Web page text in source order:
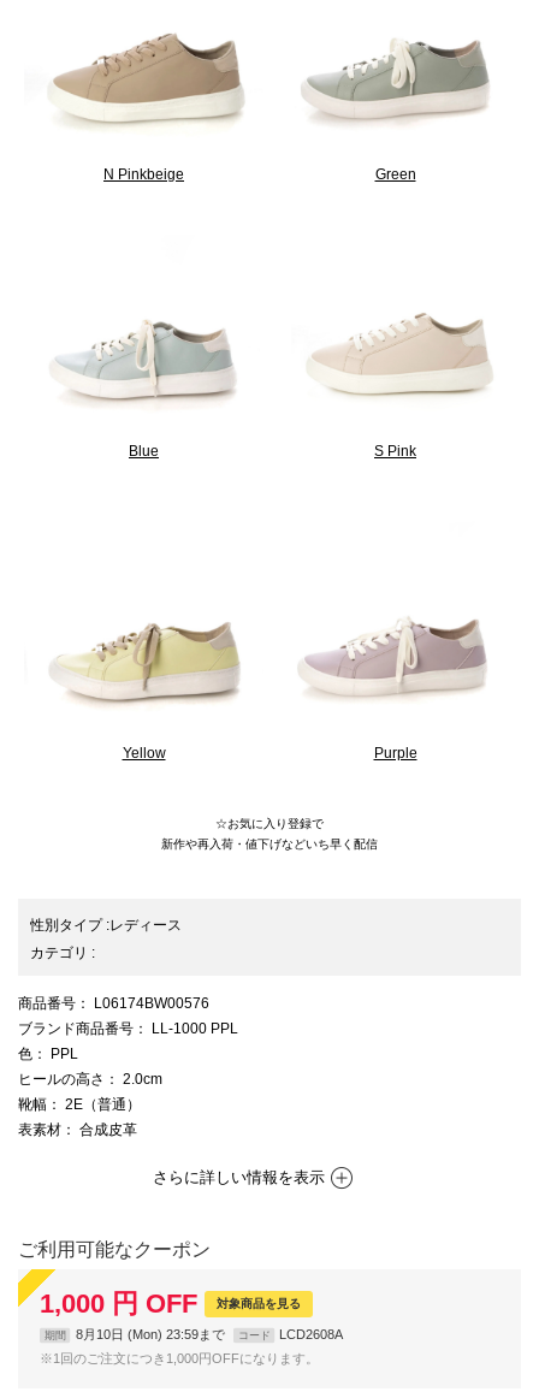
N Pinkbeige Green
Blue S Pink
Yellow Purple
☆お気に入り登録で
新作や再入荷・値下げなどいち早く配信
性別タイプ:レディース
カテゴリ :
商品番号 ： L06174BW00576
ブランド商品番号 ： LL-1000 PPL
色 ： PPL
ヒールの高さ ： 2.0cm
靴幅 ： 2E（普通）
表素材 ： 合成皮革
さらに詳しい情報を表示
ご利用可能なクーポン
1,000 円 OFF 対象商品を見る
期間 8月10日 (Mon) 23:59まで コード
LCD2608A
※1回のご注文につき1,000円OFFになります。